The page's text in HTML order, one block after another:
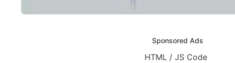
Sponsored Ads
HTML / JS Code